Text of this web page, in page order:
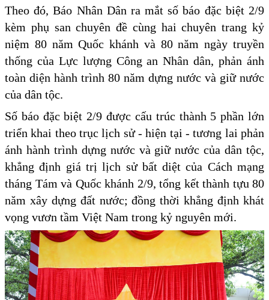
Theo đó, Báo Nhân Dân ra mắt số báo đặc biệt 2/9
kèm phụ san chuyên đề cùng hai chuyên trang kỷ
niệm 80 năm Quốc khánh và 80 năm ngày truyền
thống của Lực lượng Công an Nhân dân, phản ánh
toàn diện hành trình 80 năm dựng nước và giữ nước
của dân tộc.
Số báo đặc biệt 2/9 được cấu trúc thành 5 phần lớn
triển khai theo trục lịch sử - hiện tại - tương lai phản
ánh hành trình dựng nước và giữ nước của dân tộc,
khẳng định giá trị lịch sử bất diệt của Cách mạng
tháng Tám và Quốc khánh 2/9, tổng kết thành tựu 80
năm xây dựng đất nước; đồng thời khẳng định khát
vọng vươn tầm Việt Nam trong kỷ nguyên mới.